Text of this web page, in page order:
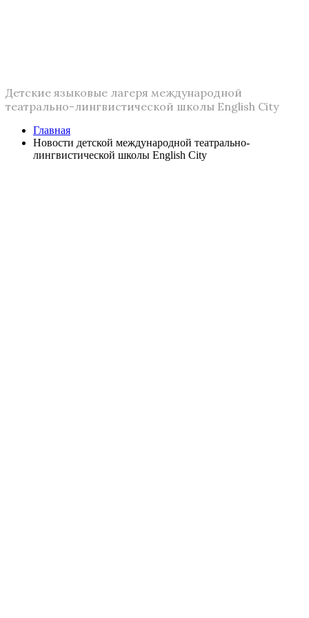
Детские языковые лагеря международной
театрально-лингвистической школы English City
Главная
Новости детской международной театрально-
лингвистической школы English City